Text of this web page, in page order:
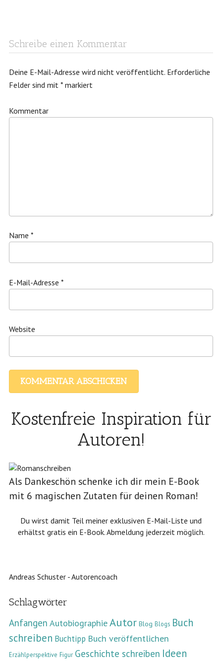
Schreibe einen Kommentar
Deine E-Mail-Adresse wird nicht veröffentlicht.Erforderliche
Felder sind mit *markiert
Kommentar
Name *
E-Mail-Adresse *
Website
Kostenfreie Inspiration für
Autoren!
Als Dankeschön schenke ich dir mein E-Book
mit 6 magischen Zutaten für deinen Roman!
Du wirst damit Teil meiner exklusiven E-Mail-Liste und
erhältst gratis ein E-Book. Abmeldung jederzeit möglich.
Andreas Schuster - Autorencoach
Schlagwörter
Anfangen AutobiographieAutor Blog Blogs Buch
schreiben Buchtipp Buch veröffentlichen
Erzählperspektive Figur Geschichte schreiben Ideen